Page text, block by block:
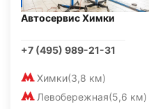
Автосервис Химки
+7 (495) 989-21-31
Химки(3,8 км)
Левобережная(5,6 км)